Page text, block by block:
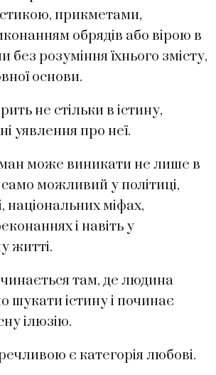
прикметами,
обрядів або вірою в
без розуміння їхнього змісту,
основи.
не стільки в істину,
уявлення про неї.
може виникати не лише в
само можливий у політиці,
національних міфах,
і навіть у
житті.
там, де людина
шукати істину і починає
ілюзію.
є категорія любові.